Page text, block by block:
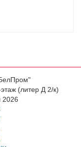
(литер Д 2/к)